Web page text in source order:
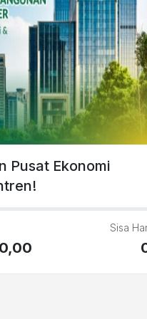
Pusat Ekonomi
Sisa